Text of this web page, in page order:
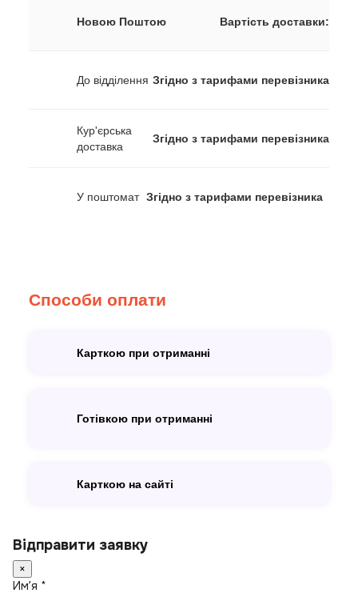
Новою Поштою Вартість доставки:
До відділення Згідно з тарифами перевізника
Кур'єрська
доставка
Згідно з тарифами перевізника
У поштомат Згідно з тарифами перевізника
Способи оплати
Карткою при отриманні
Готівкою при отриманні
Карткою на сайті
Відправити заявку
×
Имʼя *